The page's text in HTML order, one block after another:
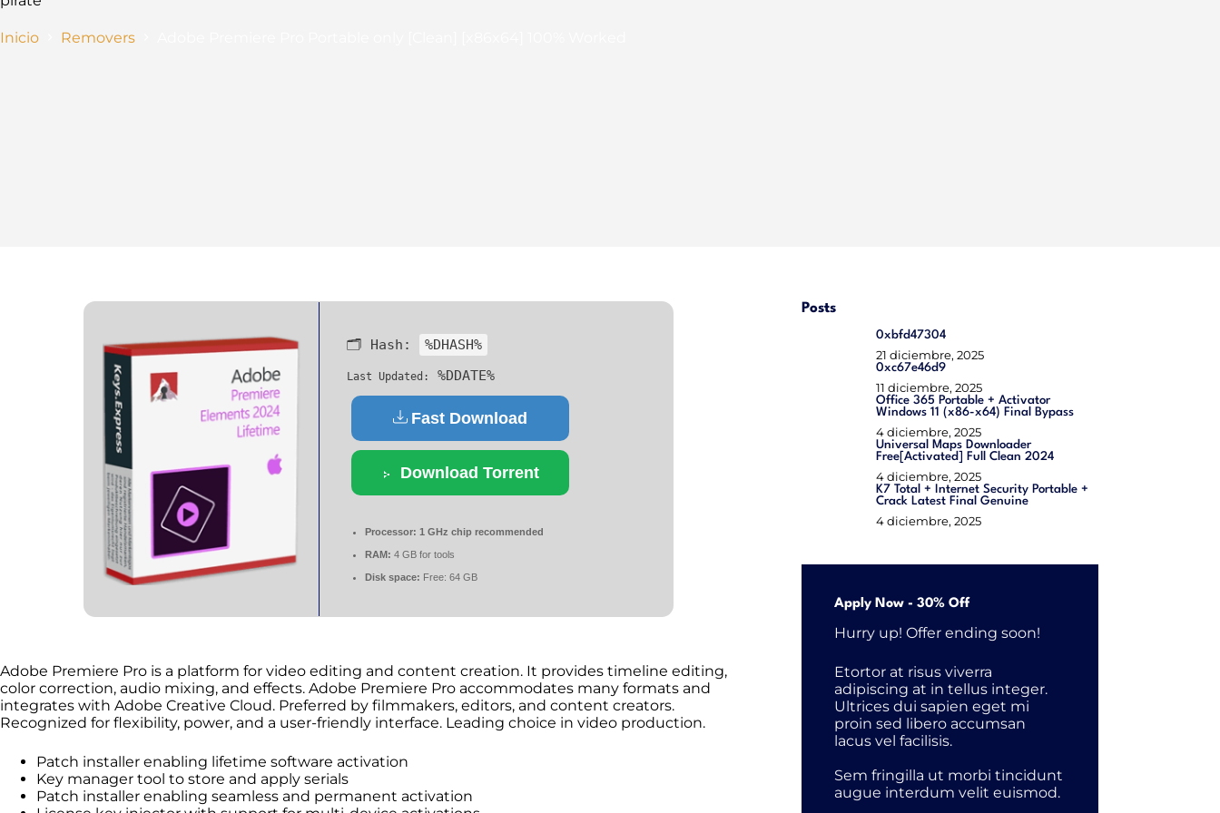
Inicio Removers
🗂 Hash: %DHASH%
Last Updated: %DDATE%
Fast Download
Download Torrent
Processor: 1 GHz chip recommended
RAM: 4 GB for tools
Disk space: Free: 64 GB
Adobe Premiere Pro is a platform for video editing and content creation. It provides timeline editing,
color correction, audio mixing, and effects. Adobe Premiere Pro accommodates many formats and
integrates with Adobe Creative Cloud. Preferred by filmmakers, editors, and content creators.
Recognized for flexibility, power, and a user-friendly interface. Leading choice in video production.
Patch installer enabling lifetime software activation
Key manager tool to store and apply serials
Patch installer enabling seamless and permanent activation
Posts
0xbfd47304
21 diciembre, 2025
0xc67e46d9
11 diciembre, 2025
Office 365 Portable + Activator
Windows 11 (x86-x64) Final Bypass
4 diciembre, 2025
Universal Maps Downloader
Free[Activated] Full Clean 2024
4 diciembre, 2025
K7 Total + Internet Security Portable +
Crack Latest Final Genuine
4 diciembre, 2025
Apply Now - 30% Off
Hurry up! Offer ending soon!
Etortor at risus viverra
adipiscing at in tellus integer.
Ultrices dui sapien eget mi
proin sed libero accumsan
lacus vel facilisis.
Sem fringilla ut morbi tincidunt
augue interdum velit euismod.